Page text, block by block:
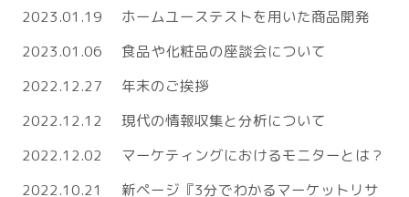
2023.01.19
ホームユーステストを用いた商品開発
2023.01.06
食品や化粧品の座談会について
2022.12.27
年末のご挨拶
2022.12.12
現代の情報収集と分析について
2022.12.02
マーケティングにおけるモニターとは？
2022.10.21
新ページ『3分でわかるマーケットリサ